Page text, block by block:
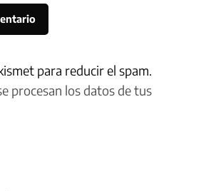
para reducir el spam.
procesan los datos de tus